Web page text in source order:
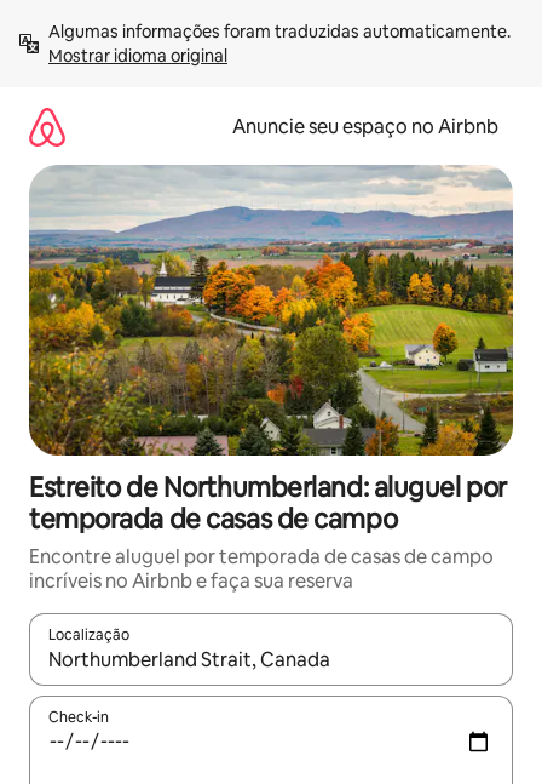
para
Mostrar idioma original
Anuncie seu espaço no Airbnb
Estreito de Northumberland: aluguel por
temporada de casas de campo
Encontre aluguel por temporada de casas de campo
incríveis no Airbnb e faça sua reserva
Localização
Quando os resultados estiverem disponíveis, explore-os
Check-in